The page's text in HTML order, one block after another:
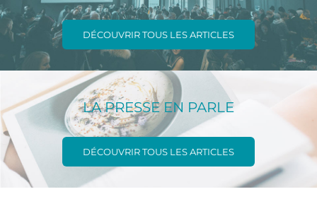
DÉCOUVRIR TOUS LES ARTICLES
LA PRESSE EN PARLE
DÉCOUVRIR TOUS LES ARTICLES